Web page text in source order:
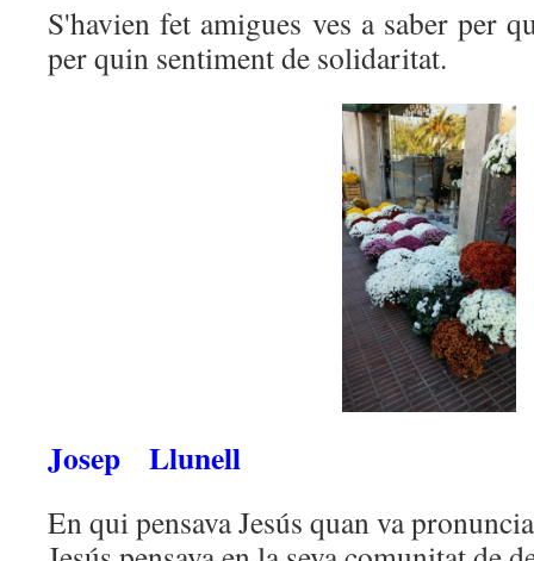
S'havien fet amigues ves a saber per
per quin sentiment de solidaritat.
Josep Llunell
En qui pensava Jesús quan va